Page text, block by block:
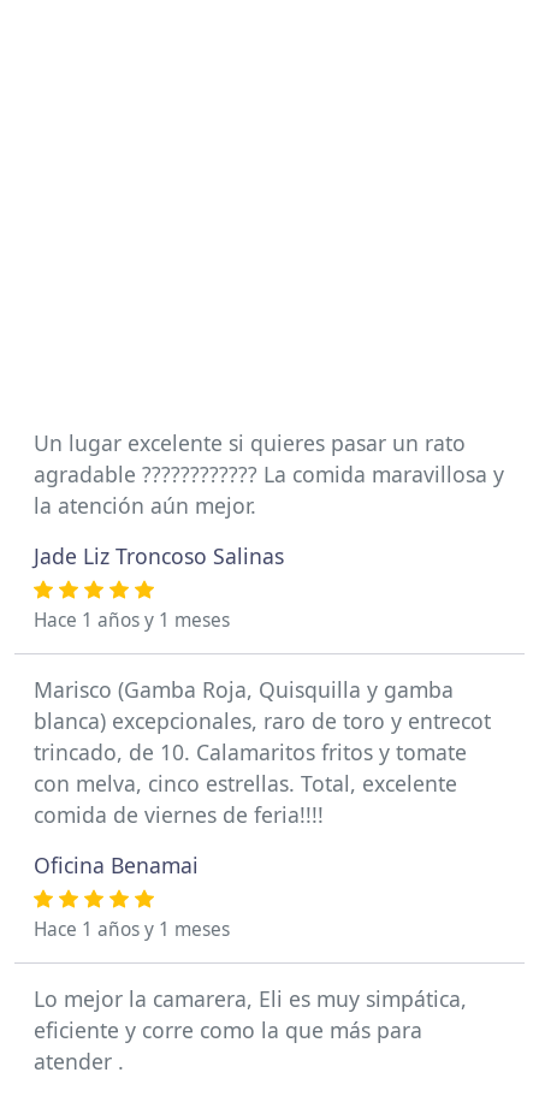
Un lugar excelente si quieres pasar un rato
agradable ???????????? La comida maravillosa y
la atención aún mejor.
Jade Liz Troncoso Salinas
Hace 1 años y 1 meses
Marisco (Gamba Roja, Quisquilla y gamba
blanca) excepcionales, raro de toro y entrecot
trincado, de 10. Calamaritos fritos y tomate
con melva, cinco estrellas. Total, excelente
comida de viernes de feria!!!!
Oficina Benamai
Hace 1 años y 1 meses
Lo mejor la camarera, Eli es muy simpática,
eficiente y corre como la que más para
atender .